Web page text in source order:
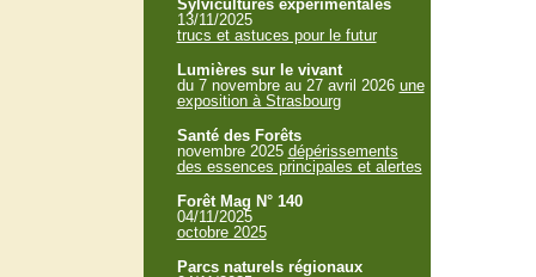
Sylvicultures expérimentales
13/11/2025
trucs et astuces pour le futur
Lumières sur le vivant
du 7 novembre au 27 avril 2026 une
exposition à Strasbourg
Santé des Forêts
novembre 2025 dépérissements
des essences principales et alertes
Forêt Mag N° 140
04/11/2025
octobre 2025
Parcs naturels régionaux